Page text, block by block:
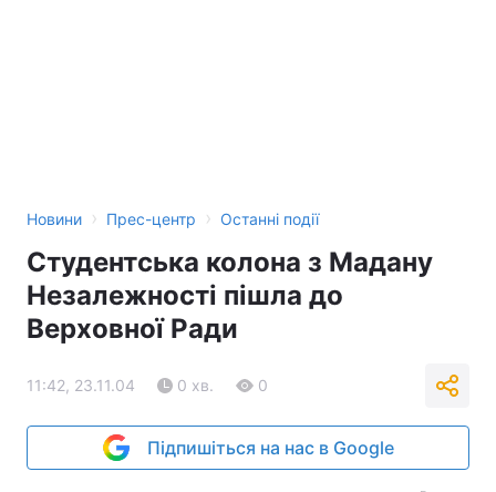
Новини › Прес-центр › Останні події
Студентська колона з Мадану
Незалежності пішла до
Верховної Ради
11:42, 23.11.04 0 хв. 0
Підпишіться на нас в Google